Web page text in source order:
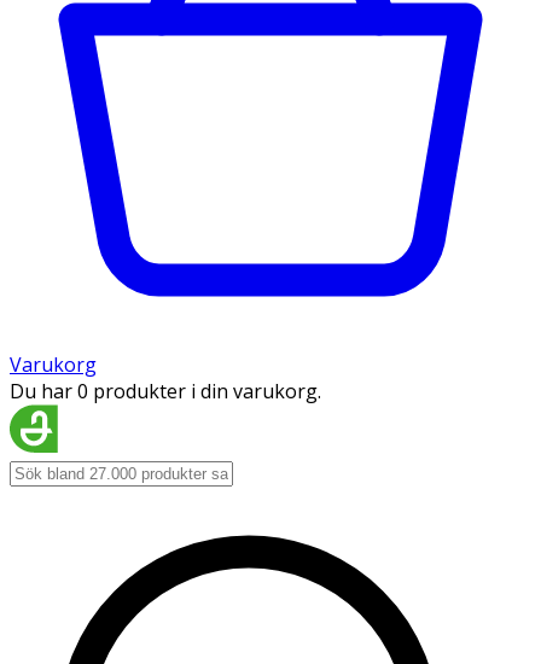
Varukorg
Du har 0 produkter i din varukorg.